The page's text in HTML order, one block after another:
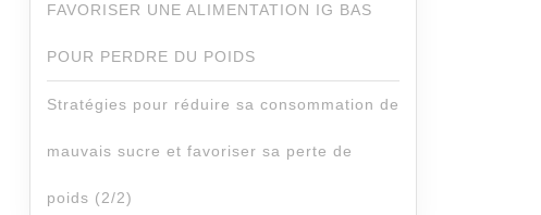
FAVORISER UNE ALIMENTATION IG BAS
POUR PERDRE DU POIDS
Stratégies pour réduire sa consommation de
mauvais sucre et favoriser sa perte de
poids (2/2)